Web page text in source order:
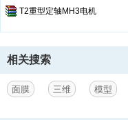
T2重型定轴MH3电机
相关搜索
面膜 三维 模型